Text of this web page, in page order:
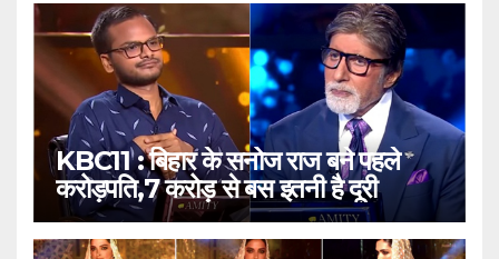
KBC11 : बिहार के सनोज राज बने पहले
करोड़पति,7 करोड़ से बस इतनी है दूरी